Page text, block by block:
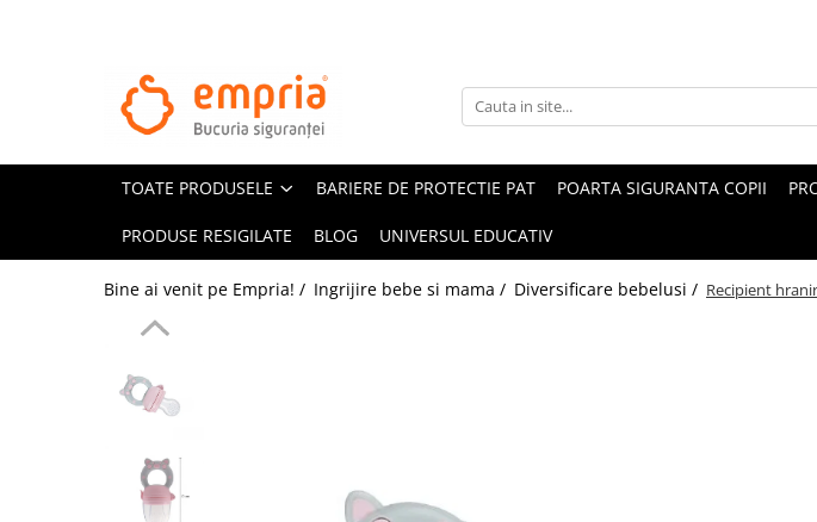
TOATE PRODUSELE
Oferte Protectii Laterale Pat
Bariere protectie pentru pat
Aparatori laterale patut bebe
Protectie colturi mobila copii
Sigurante pentru sertare si usi
Sigurante geamuri si usi glisante
TOATE PRODUSELE BARIERE DE PROTECTIE PAT POARTA SIGURANTA COPII
PRODUSE RESIGILATE BLOG UNIVERSUL EDUCATIV
Bine ai venit pe Empria! / Ingrijire bebe si mama / Diversificare bebelusi / Recipient